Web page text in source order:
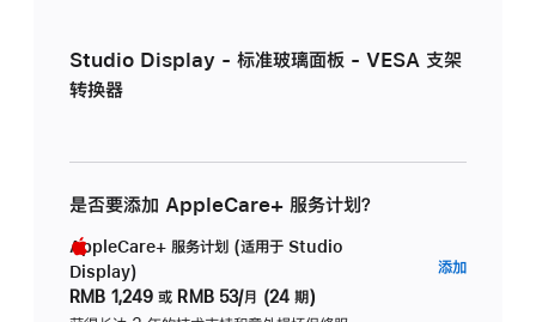
Studio Display - 标准玻璃面板 - VESA 支架
转换器
是否要添加 AppleCare+ 服务计划？
AppleCare+ 服务计划 (适用于 Studio
Display)
RMB 1,249 或 RMB 53/月 (24 期)
添加